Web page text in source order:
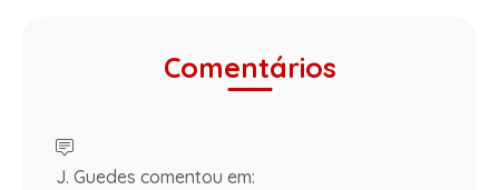
Comentários
J. Guedes comentou em: